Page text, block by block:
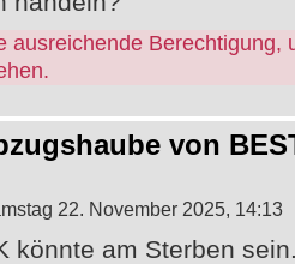
ausreichende Berechtigung,
von
22. November 2025, 14:13
könnte am Sterben